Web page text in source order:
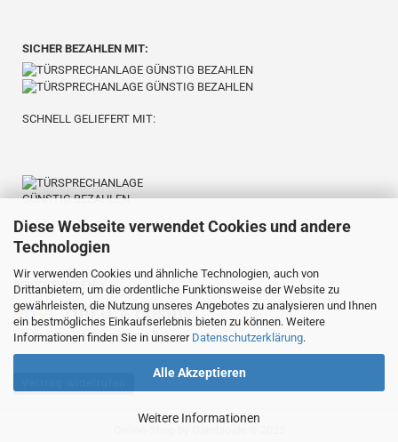
Diese Webseite verwendet Cookies und andere
Technologien
Wir verwenden Cookies und ähnliche Technologien, auch von
Drittanbietern, um die ordentliche Funktionsweise der Website zu
gewährleisten, die Nutzung unseres Angebotes zu analysieren und Ihnen
ein bestmögliches Einkaufserlebnis bieten zu können. Weitere
Informationen finden Sie in unserer Datenschutzerklärung.
Alle Akzeptieren
Weitere Informationen
SICHER BEZAHLEN MIT:
SCHNELL GELIEFERT MIT:
BEWERTUNGEN:
ebay 100,0 % positiv
23.419 Bewertungen mit 5,0⭐️⭐️⭐️⭐️⭐️